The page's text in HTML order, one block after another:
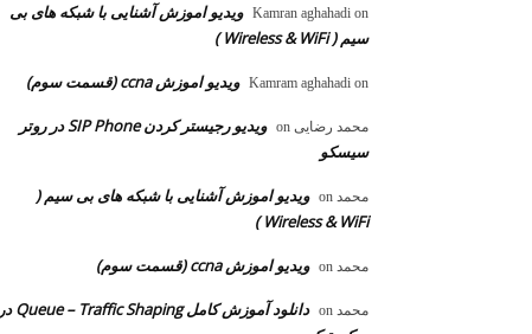
Kamran aghahadi on
ویدیو اموزش آشنایی با شبکه های بی
سیم ( Wireless & WiFi )
Kamram aghahadi on ویدیو اموزش ccna (قسمت سوم)
محمد رضایی
ویدیو رجیستر کردن SIP Phone در روتر
سیسکو
محمد
ویدیو اموزش آشنایی با شبکه های بی سیم (
Wireless & WiFi )
محمد ویدیو اموزش ccna (قسمت سوم)
محمد
دانلود آموزش کامل Queue – Traffic Shaping در